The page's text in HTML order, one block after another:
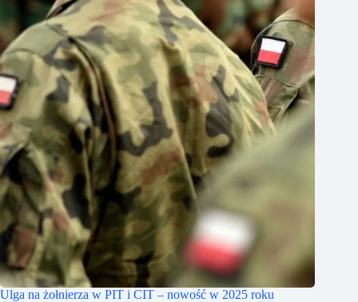
Ulga na żołnierza w PIT i CIT – nowość w 2025 roku